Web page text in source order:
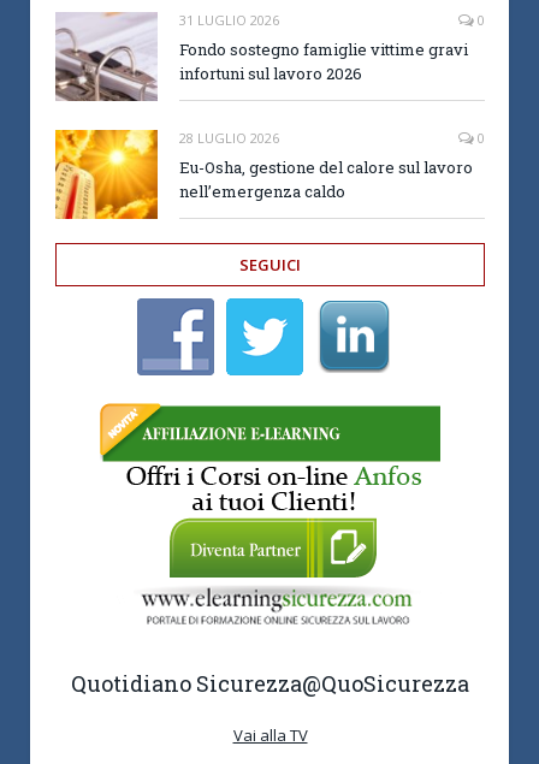
31 LUGLIO 2026 0
Fondo sostegno famiglie vittime gravi
infortuni sul lavoro 2026
28 LUGLIO 2026 0
Eu-Osha, gestione del calore sul lavoro
nell’emergenza caldo
SEGUICI
Quotidiano Sicurezza@QuoSicurezza
Vai alla TV